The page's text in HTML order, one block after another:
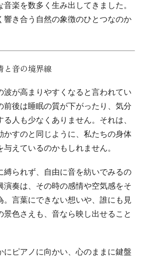
楽を数多く生み出してきました。
響き合う自然の象徴のひとつなのか
と音の境界線
波が高まりやすくなると言われてい
前後は睡眠の質が下がったり、気分
人も少なくありません。それは、
かすのと同じように、私たちの身体
えているのかもしれません。
縛られず、自由に音を紡いでみるの
演奏は、その時の感情や空気感をそ
。言葉にできない想いや、誰にも見
景色さえも、音なら映し出せること
にピアノに向かい、心のままに鍵盤